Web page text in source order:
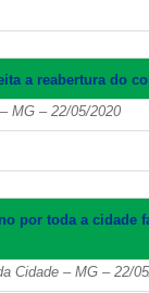
a reabertura do
MG – 22/05/2020
por toda a cidade
Cidade – MG – 22/